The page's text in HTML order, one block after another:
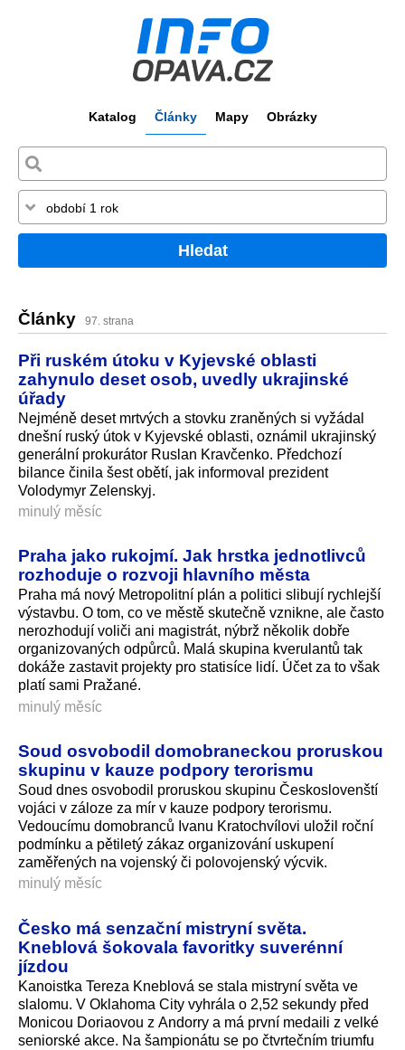
Katalog Články Mapy Obrázky
Hledat
Články 97. strana
Při ruském útoku v Kyjevské oblasti
zahynulo deset osob, uvedly ukrajinské
úřady
Nejméně deset mrtvých a stovku zraněných si vyžádal
dnešní ruský útok v Kyjevské oblasti, oznámil ukrajinský
generální prokurátor Ruslan Kravčenko. Předchozí
bilance činila šest obětí, jak informoval prezident
Volodymyr Zelenskyj.
minulý měsíc
Praha jako rukojmí. Jak hrstka jednotlivců
rozhoduje o rozvoji hlavního města
Praha má nový Metropolitní plán a politici slibují rychlejší
výstavbu. O tom, co ve městě skutečně vznikne, ale často
nerozhodují voliči ani magistrát, nýbrž několik dobře
organizovaných odpůrců. Malá skupina kverulantů tak
dokáže zastavit projekty pro statisíce lidí. Účet za to však
platí sami Pražané.
minulý měsíc
Soud osvobodil domobraneckou proruskou
skupinu v kauze podpory terorismu
Soud dnes osvobodil proruskou skupinu Českoslovenští
vojáci v záloze za mír v kauze podpory terorismu.
Vedoucímu domobranců Ivanu Kratochvílovi uložil roční
podmínku a pětiletý zákaz organizování uskupení
zaměřených na vojenský či polovojenský výcvik.
minulý měsíc
Česko má senzační mistryní světa.
Kneblová šokovala favoritky suverénní
jízdou
Kanoistka Tereza Kneblová se stala mistryní světa ve
slalomu. V Oklahoma City vyhrála o 2,52 sekundy před
Monicou Doriaovou z Andorry a má první medaili z velké
seniorské akce. Na šampionátu se po čtvrtečním triumfu